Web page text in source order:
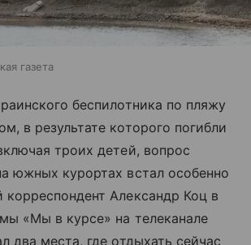
газета
беспилотника по пляжу
в результате которого погибли
троих детей, вопрос
южных курортах встал особенно
корреспондент Александр Коц в
«Мы в курсе» на телеканале
два места, где отдыхать сейчас